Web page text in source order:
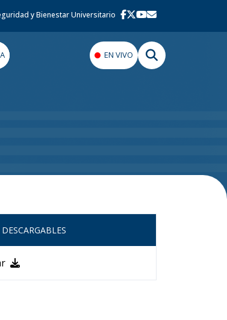
y Bienestar Universitario
EN VIVO